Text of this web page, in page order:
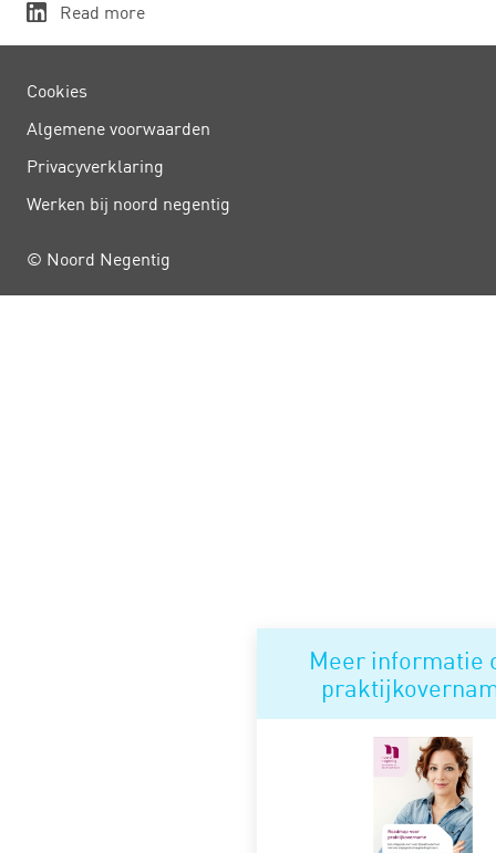
Meer informatie
Read more
Cookies
Algemene voorwaarden
Privacy­verklaring
Werken bij noord negentig
© Noord Negentig